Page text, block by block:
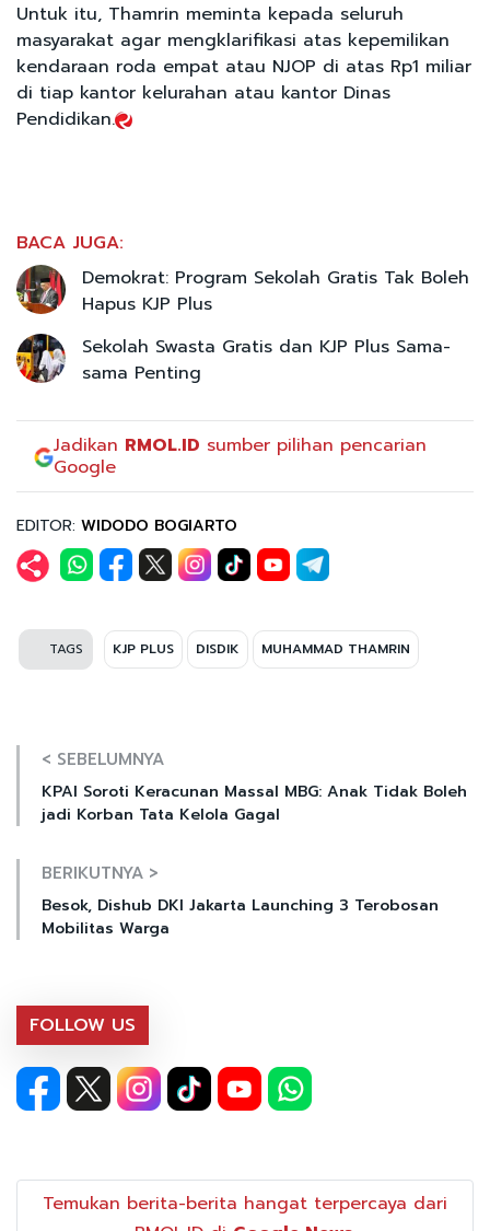
Untuk itu, Thamrin meminta kepada seluruh
masyarakat agar mengklarifikasi atas kepemilikan
kendaraan roda empat atau NJOP di atas Rp1 miliar
di tiap kantor kelurahan atau kantor Dinas
Pendidikan.
BACA JUGA:
Demokrat: Program Sekolah Gratis Tak Boleh
Hapus KJP Plus
Sekolah Swasta Gratis dan KJP Plus Sama-
sama Penting
Jadikan RMOL.ID sumber pilihan pencarian
Google
EDITOR: WIDODO BOGIARTO
TAGS KJP PLUS DISDIK MUHAMMAD THAMRIN
< SEBELUMNYA
KPAI Soroti Keracunan Massal MBG: Anak Tidak Boleh
jadi Korban Tata Kelola Gagal
BERIKUTNYA >
Besok, Dishub DKI Jakarta Launching 3 Terobosan
Mobilitas Warga
FOLLOW US
Temukan berita-berita hangat terpercaya dari